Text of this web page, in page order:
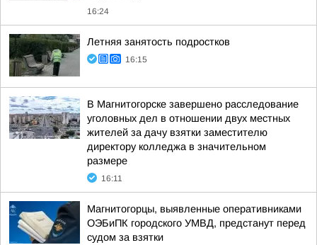
16:24
Летняя занятость подростков
16:15
В Магнитогорске завершено расследование
уголовных дел в отношении двух местных
жителей за дачу взятки заместителю
директору колледжа в значительном
размере
16:11
Магнитогорцы, выявленные оперативниками
ОЭБиПК городского УМВД, предстанут перед
судом за взятки